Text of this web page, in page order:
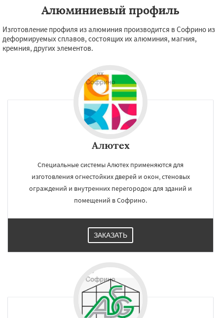
Алюминиевый профиль
Изготовление профиля из алюминия производится в Софрино из
деформируемых сплавов, состоящих их алюминия, магния,
кремния, других элементов.
Алютех
Специальные системы Алютех применяются для
изготовления огнестойких дверей и окон, стеновых
ограждений и внутренних перегородок для зданий и
помещений в Софрино.
ЗАКАЗАТЬ